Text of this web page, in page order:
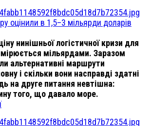
оцінили в 1,5–3 мільярди доларів
нинішньої логістичної кризи для
мільярдами. Заразом
альтернативні маршрути
і скільки вони насправді здатні
на друге питання невтішна:
того, що давало море.